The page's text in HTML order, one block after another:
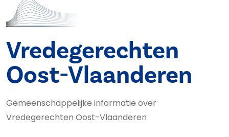
Vredegerechten
Oost-Vlaanderen
Gemeenschappelijke informatie over
Vredegerechten Oost-Vlaanderen